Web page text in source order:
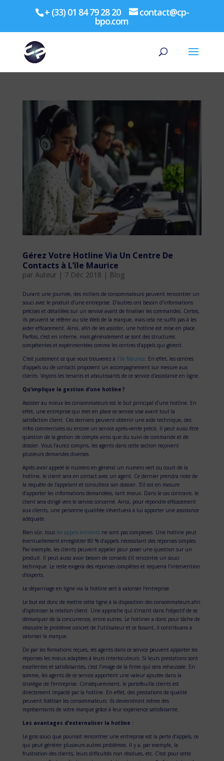
+ (33) 01 84 79 28 20 contact@cp-
bpo.com
Gérez Votre Hotline Via Un Centre De
Contacts à L’île Maurice
par Auteur| 7 Déc 2018 | Blog
Durant une journée, des milliers de consommateurs peuvent rencontrer un
souci avec le produit d’une entreprise. D’autres ont besoin d’informations
précises et détaillées sur un service avant de finaliser les commandes. Certes,
ils peuvent se référer au site Web de la marque, mais cela ne suffit pas à les
aider efficacement. Ainsi, afin de les assister, une hotline est mise en place.
Parfois, c’est en interne, mais généralement se sont des structures
compétentes et expérimentées comme les centres d’appels qui gèrent.
C’est justement ce que vous trouverez à l’île Maurice. En effet, les centres
d’appels ou de contacts proposent un accompagnement sur mesure aux
clients. Voyons les tenants et aboutissants de ce service d’assistance en ligne.
Qu’implique la gestion d’une hotline ?
Assister au mieux les consommateurs est le but principal d’une hotline. En
effet, une entreprise qui met en place ce service vise avant tout la
satisfaction client. Ces derniers peuvent obtenir une aide technique, des
infos commerciales ou encore un service après-vente précis. Il peut aussi être
question de la gestion de compte ainsi que du suivi de commande et de
dossier. Vous l’aurez compris, les agents dans cette section reçoivent
plusieurs demandes diverses.
Après avoir appelé le numéro en général un numéro vert ou court de la
hotline, le client sera en contact avec un agent. Ce dernier prendra note de
la requête de l’appelant et consultera son dossier. S’il est en mesure
d’apporter les informations demandées, tant mieux. Dans le cas contraire, le
client sera dirigé vers le service concerné. Ainsi, pour répondre efficacement
aux clients, une personne qualifiée s’évertuera à lui apporter une assistance
adéquate.
Bien sûr, tous les appels entrantsne sont pas complexes. Une hotline peut
éventuellement enregistrer 80 % d’appels nécessitant des réponses simples.
Par exemple, les clients peuvent appeler pour poser une question sur un
produit. Il peut aussi avoir besoin de conseils s’il rencontre un souci
technique. Le reste exigera des réponses complètes et requerra l’intervention
d’experts.
Le dépannage en ligne via la hotline sert à valoriser l’entreprise
Le but est donc de mettre cette ligne à la disposition des consommateurs afin
d’optimiser la relation client. Une approche qui s’inscrit dans l’objectif de se
démarquer de la concurrence, entre autres. Le hotliner a donc pour tâche de
résoudre le problème concret de l’utilisateur et ce faisant, il contribuera à
valoriser la marque.
De par les formations reçues, les agents dans ce service peuvent apporter les
réponses les mieux adaptées à leurs interlocuteurs. Si leurs prestations sont
excellentes et satisfaisantes, c’est l’image de la firme qui sera rehaussée. En
somme, les agents de ce service apportent une valeur ajoutée dans la
stratégie de l’entreprise. Conséquemment, le portefeuille clients est
directement impacté par la hotline. En effet, des prestations de qualité
peuvent fidéliser les consommateurs. Ils deviendront même des
représentants de votre marque grâce à leur expérience satisfaisante.
Les avantages d’externaliser la hotline :
Le gros souci que pourrait rencontrer une entreprise est la perte d’appels, ce
qui peut générer plusieurs autres problèmes. Il y a, par exemple, la
frustration des clients, leurs difficultés non résolues, etc. C’est pour cette